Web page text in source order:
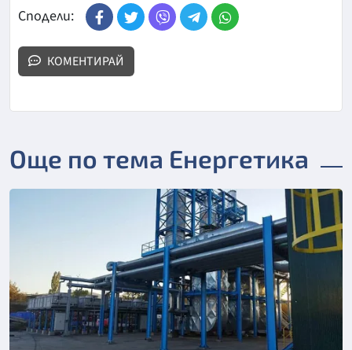
Сподели:
КОМЕНТИРАЙ
Още по тема Енергетика